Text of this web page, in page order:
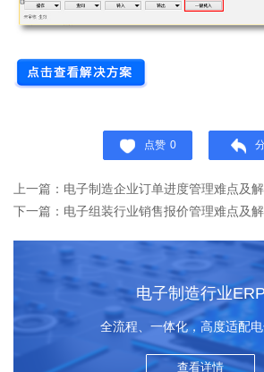
点赞 0
上一篇：电子制造企业订单进度管理难点及
下一篇：电子组装行业销售报价管理难点及
电子制造行业
全流程、一体化，高度适配
查看详情